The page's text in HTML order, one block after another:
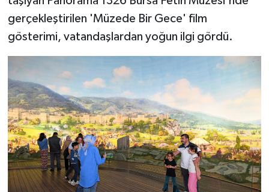
gerçekleştirilen 'Müzede Bir Gece' film
gösterimi, vatandaşlardan yoğun ilgi gördü.